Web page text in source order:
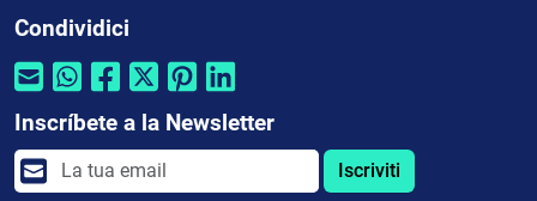
Condividici
Inscríbete a la Newsletter
Iscriviti